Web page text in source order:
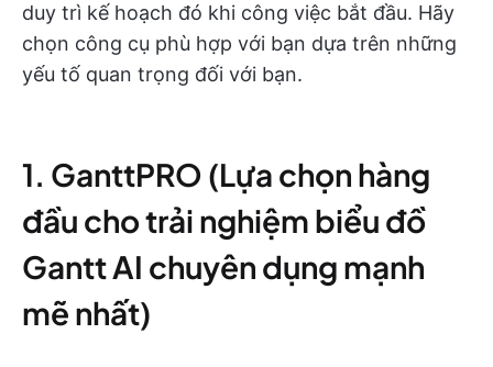
duy trì kế hoạch đó khi công việc bắt đầu. Hãy
chọn công cụ phù hợp với bạn dựa trên những
yếu tố quan trọng đối với bạn.
1. GanttPRO (Lựa chọn hàng
đầu cho trải nghiệm biểu đồ
Gantt AI chuyên dụng mạnh
mẽ nhất)